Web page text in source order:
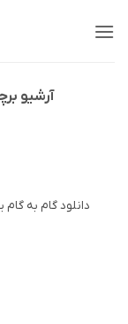
آرشیو
دانلود گام به